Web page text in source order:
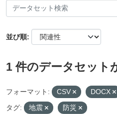
並び順
1 件のデータセット
フォーマット: CSV DOCX
タグ:
地震 防災